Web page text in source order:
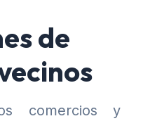
de
comercios y